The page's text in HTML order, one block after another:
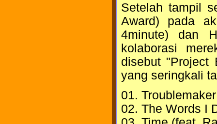
Setelah tampil
Award) pada
4minute) dan
kolaborasi
disebut "Project
yang seringkali
01. Troublemaker
02. The Words I